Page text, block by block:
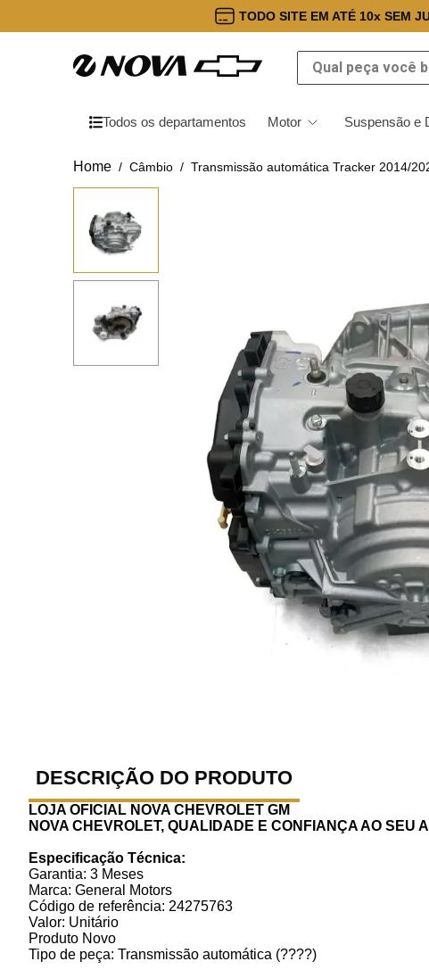
TODO SITE EM ATÉ 10x SEM
Qual peça você busca
Todos os departamentos Motor Suspensão e
Câmbio Transmissão automática Tracker 2014/
DESCRIÇÃO DO PRODUTO
LOJA OFICIAL NOVA CHEVROLET GM
NOVA CHEVROLET, QUALIDADE E CONFIANÇA AO SEU
Especificação Técnica:
Garantia: 3 Meses
Marca: General Motors
Código de referência: 24275763
Valor: Unitário
Produto Novo
Tipo de peça: Transmissão automática (????)